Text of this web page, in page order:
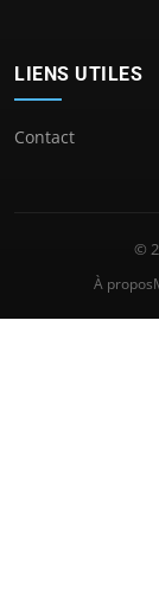
LIENS UTILES
Contact
©
À propos